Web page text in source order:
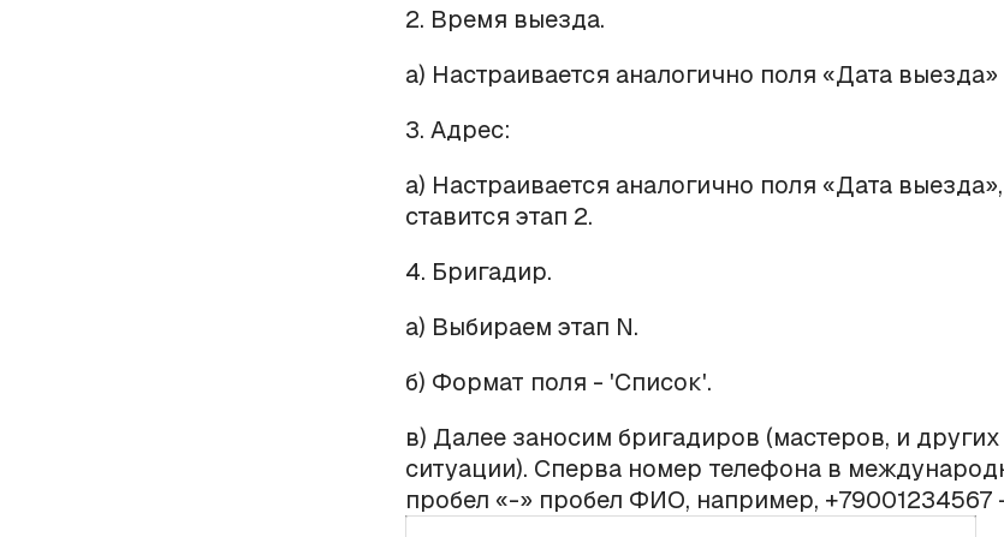
2. Время выезда.
а) Настраивается аналогично поля «Дата выезда»
3. Адрес:
а) Настраивается аналогично поля «Дата
ставится этап 2.
4. Бригадир.
а) Выбираем этап N.
б) Формат поля - 'Список'.
в) Далее заносим бригадиров (мастеров, и
ситуации). Сперва номер телефона в
пробел «-» пробел ФИО, например,